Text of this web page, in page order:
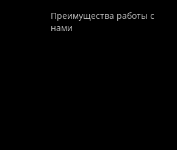
Преимущества работы с
нами